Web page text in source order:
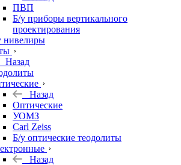
ПВП
Б/у приборы вертикального
проектирования
нивелиры
Назад
Назад
Оптические
УОМЗ
Carl Zeiss
Б/у оптические теодолиты
Назад